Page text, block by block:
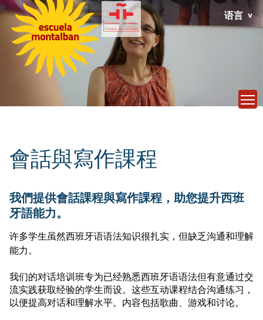
语言
會話與寫作課程
我們提供會話課程與寫作課程，助您提升西班
牙語能力。
许多学生虽然西班牙语语法知识很扎实，但缺乏沟通和理解
能力。
我们的对话培训班专为已经熟悉西班牙语语法但有意通过交
流实践获取经验的学生而设。这些互动课程结合沟通练习，
以便提高对话和理解水平。内容包括歌曲、游戏和讨论。